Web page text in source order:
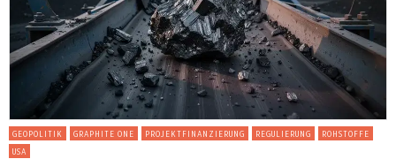
GEOPOLITIK GRAPHITE ONE PROJEKTFINANZIERUNG REGULIERUNG
ROHSTOFFE
USA